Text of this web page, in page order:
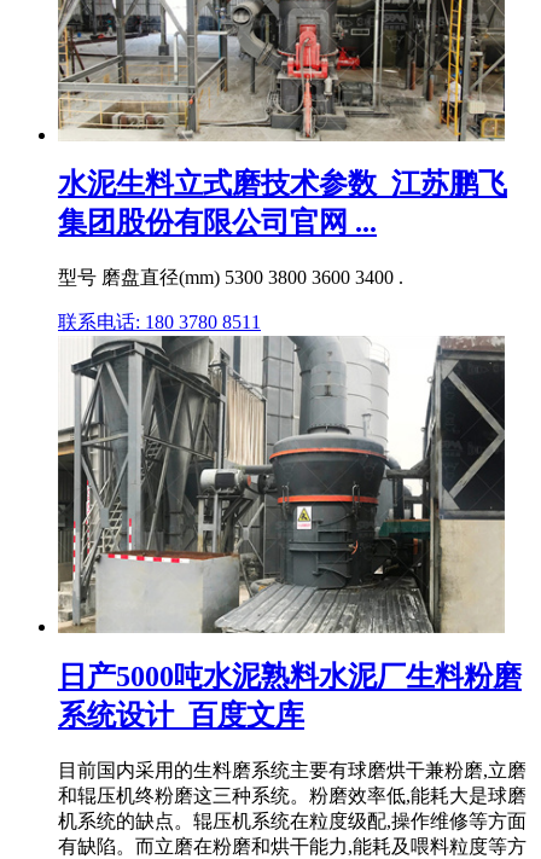
水泥生料立式磨技术参数_江苏鹏飞
集团股份有限公司官网 ...
型号 磨盘直径(mm) 5300 3800 3600 3400 .
联系电话: 180 3780 8511
日产5000吨水泥熟料水泥厂生料粉磨
系统设计_百度文库
目前国内采用的生料磨系统主要有球磨烘干兼粉磨,立磨
和辊压机终粉磨这三种系统。粉磨效率低,能耗大是球磨
机系统的缺点。辊压机系统在粒度级配,操作维修等方面
有缺陷。而立磨在粉磨和烘干能力,能耗及喂料粒度等方